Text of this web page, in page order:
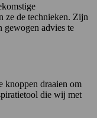
ze de technieken. Zijn
gewogen advies te
knoppen draaien om
die wij met